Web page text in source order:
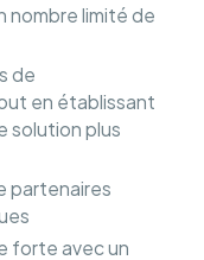
nombre limité de
de
en établissant
solution plus
partenaires
forte avec un